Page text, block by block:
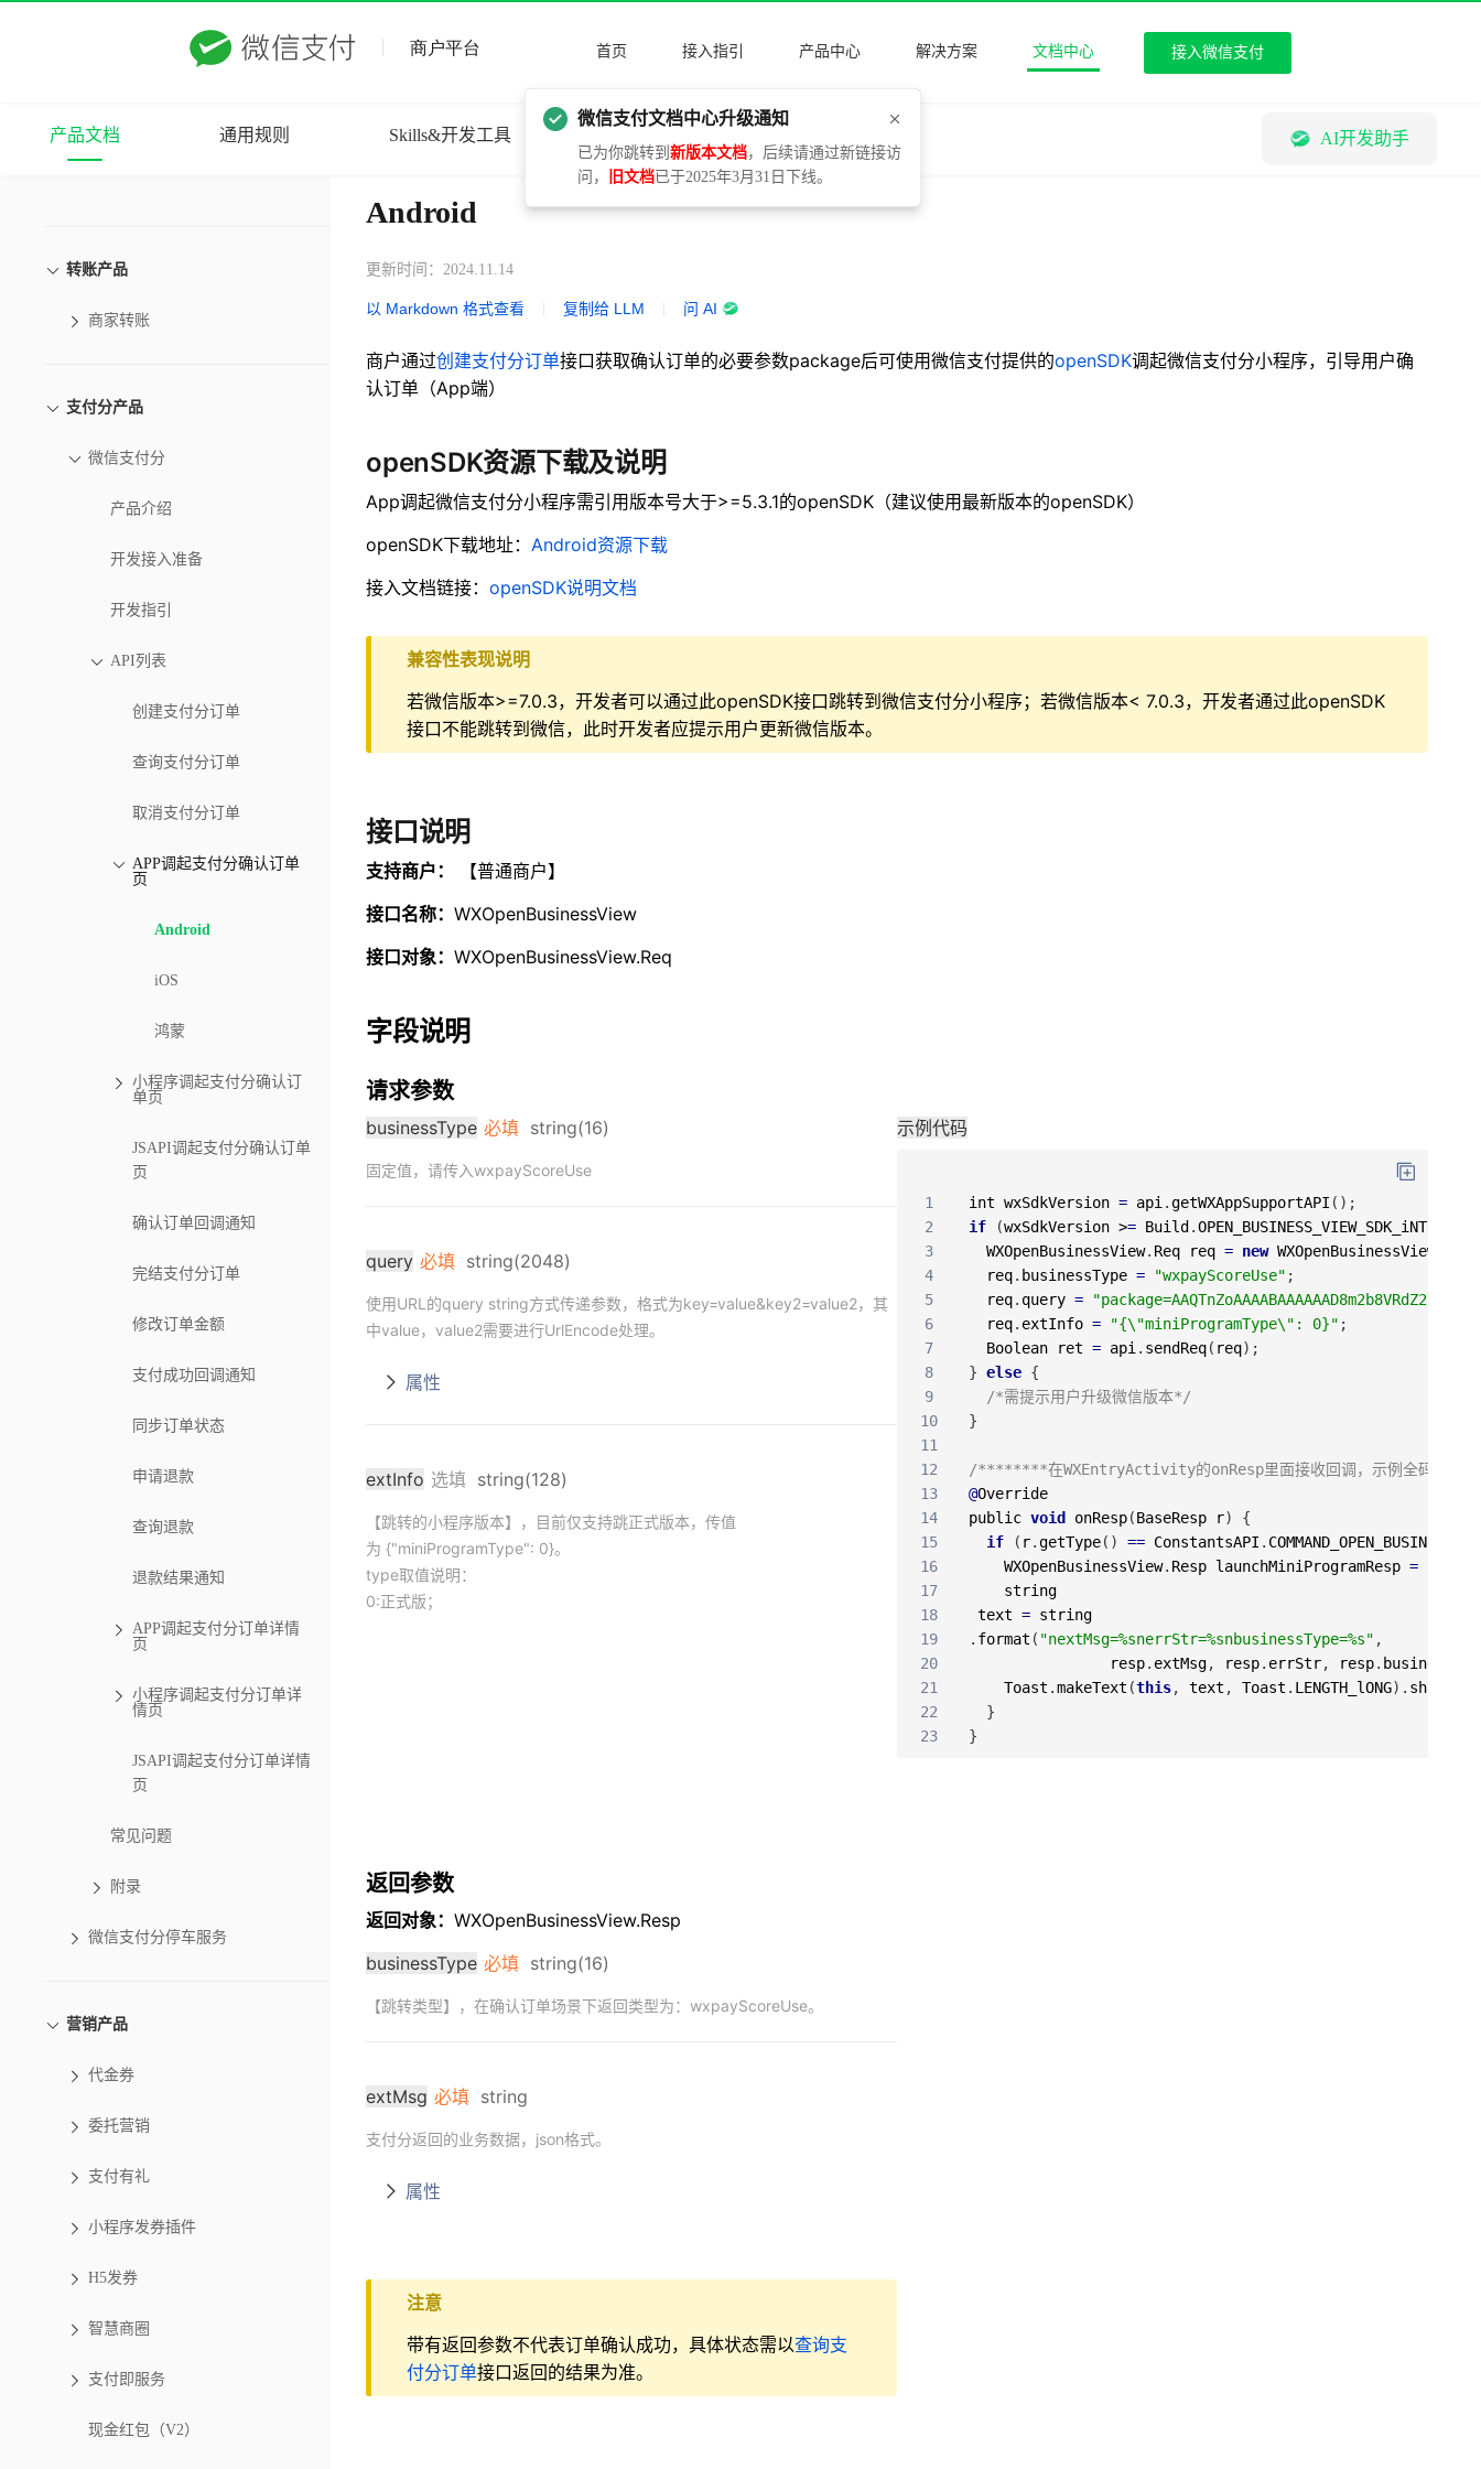
首页 接入指引 产品中心 解决方案 文档中心 接入微信支付
产品文档 通用规则 Skills&开发工具 AI开发助手
下载账单
转账产品
商家转账
支付分产品
微信支付分
产品介绍
开发接入准备
开发指引
API列表
创建支付分订单
查询支付分订单
取消支付分订单
APP调起支付分确认订单
页
Android
iOS
鸿蒙
小程序调起支付分确认订
单页
JSAPI调起支付分确认订单
页
确认订单回调通知
完结支付分订单
修改订单金额
支付成功回调通知
同步订单状态
申请退款
查询退款
退款结果通知
APP调起支付分订单详情
页
小程序调起支付分订单详
情页
JSAPI调起支付分订单详情
页
常见问题
附录
微信支付分停车服务
营销产品
代金券
委托营销
支付有礼
小程序发券插件
H5发券
智慧商圈
支付即服务
现金红包（V2）
Android
更新时间：2024.11.14
以 Markdown 格式查看 复制给 LLM 问 AI
商户通过创建支付分订单接口获取确认订单的必要参数package后可使用微信支付提供的openSDK调起微信支付分小程序，引导用户确
认订单（App端）
openSDK资源下载及说明
App调起微信支付分小程序需引用版本号大于>=5.3.1的openSDK（建议使用最新版本的openSDK）
openSDK下载地址： Android资源下载
接入文档链接： openSDK说明文档
兼容性表现说明
若微信版本>=7.0.3，开发者可以通过此openSDK接口跳转到微信支付分小程序；若微信版本< 7.0.3，开发者通过此openSDK
接口不能跳转到微信，此时开发者应提示用户更新微信版本。
接口说明
支持商户：
【普通商户】
接口名称： WXOpenBusinessView
接口对象： WXOpenBusinessView.Req
字段说明
请求参数
businessType 必填 string(16)
固定值，请传入wxpayScoreUse
query 必填 string(2048)
使用URL的query string方式传递参数，格式为key=value&key2=value2，其
中value，value2需要进行UrlEncode处理。
属性
extInfo 选填 string(128)
【跳转的小程序版本】，目前仅支持跳正式版本，传值
为 {"miniProgramType": 0}。
type取值说明：
0:正式版；
示例代码
1 int wxSdkVersion = api .getWXAppSupportAPI ( ) ;
2
if (wxSdkVersion >= Build .OPEN_BUSINESS_VIEW_SDK_iNT)
3
WXOpenBusinessView. Req req = new WXOpenBusinessView
4
req. businessType = "wxpayScoreUse" ;
5
req. query =
6
req. extInfo = "{\"miniProgramType\": 0}" ;
7
Boolean ret = api . sendReq( req) ;
8
} else {
9
/*需提示用户升级微信版本*/
10
}
11
12
/********在WXEntryActivity的onResp里面接收回调，示例全码
13
@Override
14
public void onResp(BaseResp r)
{
15
if ( r.getType( ) == ConstantsAPI .
16
WXOpenBusinessView. Resp launchMiniProgramResp =
17
string
18
text = string
19
. format ( "nextMsg=%snerrStr=%snbusinessType=%s" ,
20
resp. extMsg, resp. errStr, resp.
21
Toast .makeText (this, text , Toast . LENGTH_lONG) . show
22
}
23
}
返回参数
返回对象： WXOpenBusinessView.Resp
businessType 必填 string(16)
【跳转类型】，在确认订单场景下返回类型为：wxpayScoreUse。
extMsg 必填 string
支付分返回的业务数据，json格式。
属性
注意
带有返回参数不代表订单确认成功，具体状态需以查询支
付分订单接口返回的结果为准。
微信支付文档中心升级通知
已为你跳转到 新版本文档，后续请通过新链接访
问，
旧文档已于2025年3月31日下线。